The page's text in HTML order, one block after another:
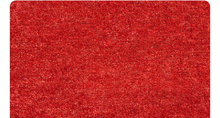
přinést do vašeho života spoustu radosti. Aby bylo
soužití co nejpříjemnější pro vás i vašeho nového
spolubydlícího, je důležité připravit se a vytvořit
mu vhodné